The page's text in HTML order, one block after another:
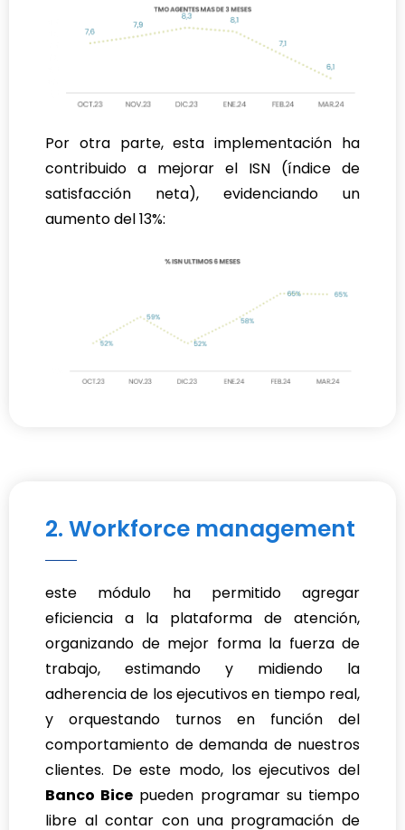
Por otra parte, esta implementación ha
contribuido a mejorar el ISN (índice de
satisfacción neta), evidenciando un
aumento del 13%:
2. Workforce management
este módulo ha permitido agregar
eficiencia a la plataforma de atención,
organizando de mejor forma la fuerza de
trabajo, estimando y midiendo la
adherencia de los ejecutivos en tiempo real,
y orquestando turnos en función del
comportamiento de demanda de nuestros
clientes. De este modo, los ejecutivos del
Banco Bice pueden programar su tiempo
libre al contar con una programación de